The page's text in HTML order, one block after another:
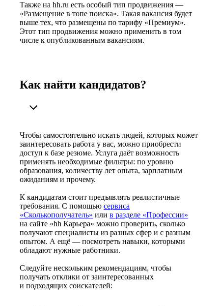
Также на hh.ru есть особый тип продвижения —
«Размещение в топе поиска». Такая вакансия будет
выше тех, что размещены по тарифу «Премиум».
Этот тип продвижения можно применить в том
числе к опубликованным вакансиям.
Как найти кандидатов?
Чтобы самостоятельно искать людей, которых может
заинтересовать работа у вас, можно приобрести
доступ к базе резюме. Услуга даёт возможность
применять необходимые фильтры: по уровню
образования, количеству лет опыта, зарплатным
ожиданиям и прочему.
К кандидатам стоит предъявлять реалистичные
требования. С помощью сервиса
«Сколькополучатель» или в разделе «Профессии»
на сайте «hh Карьера» можно проверить, сколько
получают специалисты из разных сфер и с разным
опытом. А ещё — посмотреть навыки, которыми
обладают нужные работники.
Следуйте нескольким рекомендациям, чтобы
получать отклики от заинтересованных
и подходящих соискателей: